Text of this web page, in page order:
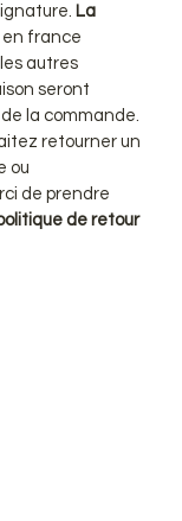
La
en france
autres
seront
la commande.
retourner un
ou
de prendre
de retour